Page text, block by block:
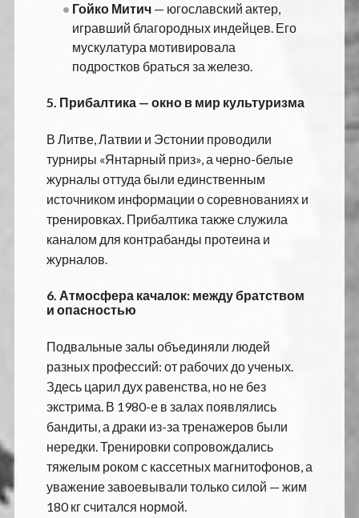
Гойко Митич— югославский актер,
игравший благородных индейцев. Его
мускулатура мотивировала
подростков браться за железо.
5. Прибалтика — окно в мир культуризма
В Литве, Латвии и Эстонии проводили
турниры «Янтарный приз», а черно-белые
журналы оттуда были единственным
источником информации о соревнованиях и
тренировках. Прибалтика также служила
каналом для контрабанды протеина и
журналов.
6. Атмосфера качалок: между братством
и опасностью
Подвальные залы объединяли людей
разных профессий: от рабочих до ученых.
Здесь царил дух равенства, но не без
экстрима. В 1980-е в залах появлялись
бандиты, а драки из-за тренажеров были
нередки. Тренировки сопровождались
тяжелым роком с кассетных магнитофонов, а
уважение завоевывали только силой — жим
180 кг считался нормой.